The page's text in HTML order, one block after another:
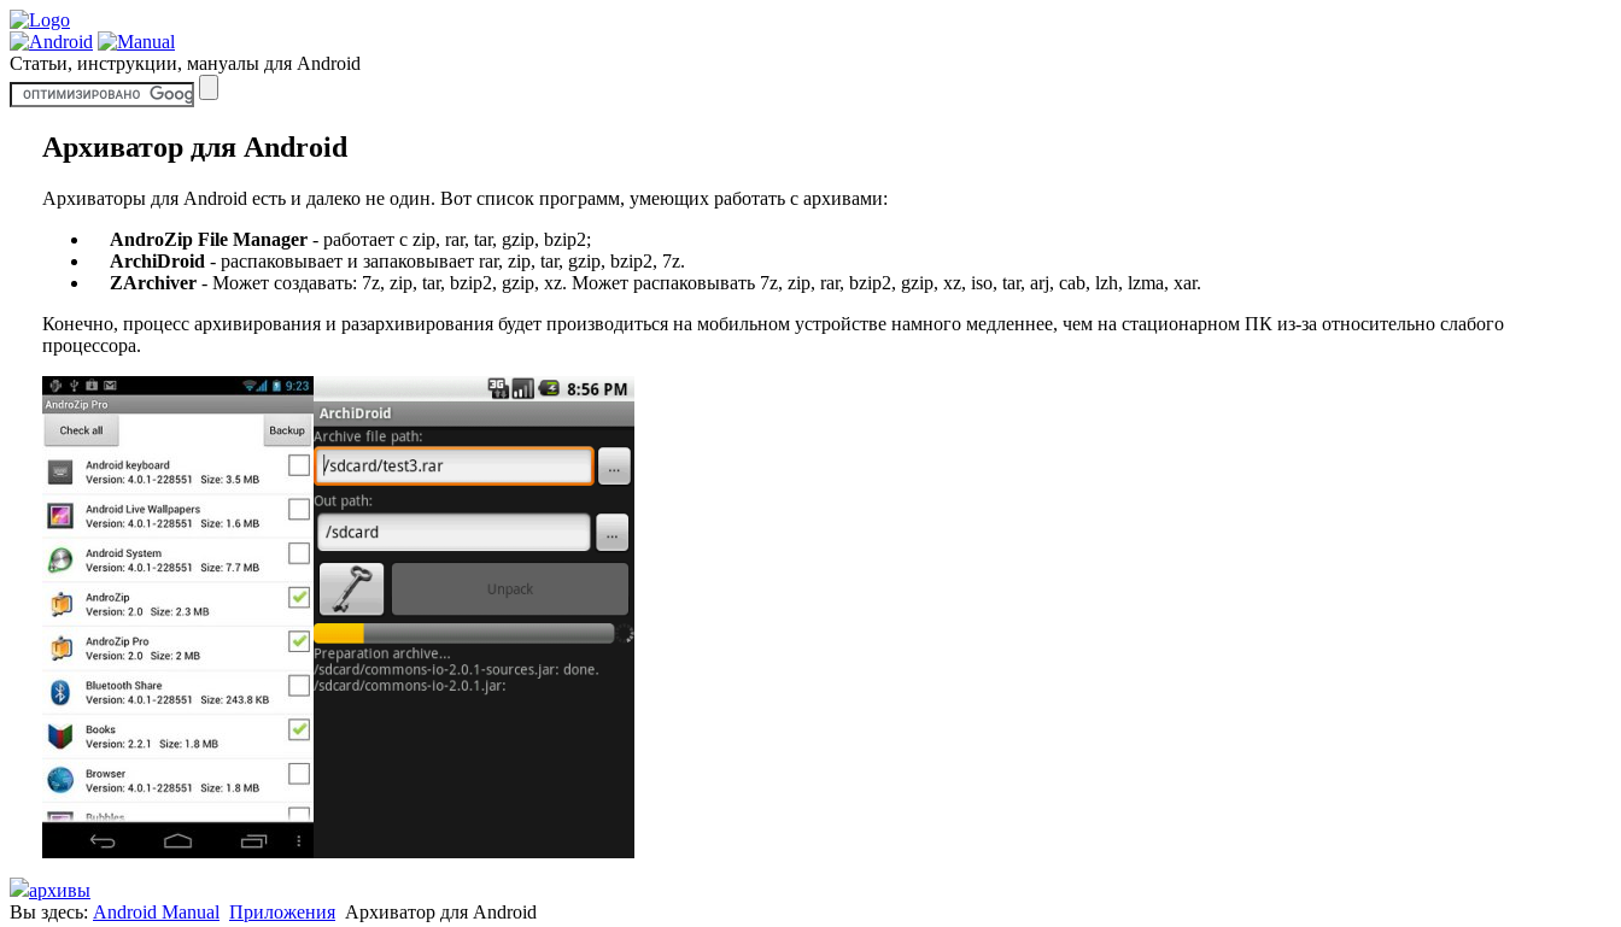
Статьи, инструкции, мануалы для Android
Архиватор для Android
Архиваторы для Android есть и далеко не один. Вот список программ, умеющих работать с архивами:
AndroZip File Manager- работает с zip, rar, tar, gzip, bzip2;
ArchiDroid - распаковывает и запаковывает rar, zip, tar, gzip, bzip2, 7z.
ZArchiver- Может создавать: 7z, zip, tar, bzip2, gzip, xz. Может распаковывать 7z, zip, rar, bzip2, gzip, xz, iso, tar, arj, cab, lzh, lzma, xar.
Конечно, процесс архивирования и разархивирования будет производиться на мобильном устройстве намного медленнее, чем на стационарном ПК из-за относительно слабого
процессора.
архивы
Вы здесь: Android Manual Приложения Архиватор для Android